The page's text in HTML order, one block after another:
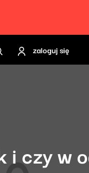
zaloguj się
i czy w